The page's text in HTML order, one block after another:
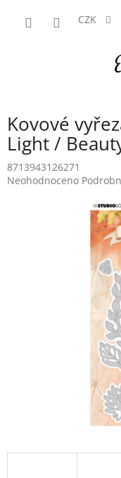
CZK
Kovové
Light /
8713943126271
Průměrné
Neohodnoceno